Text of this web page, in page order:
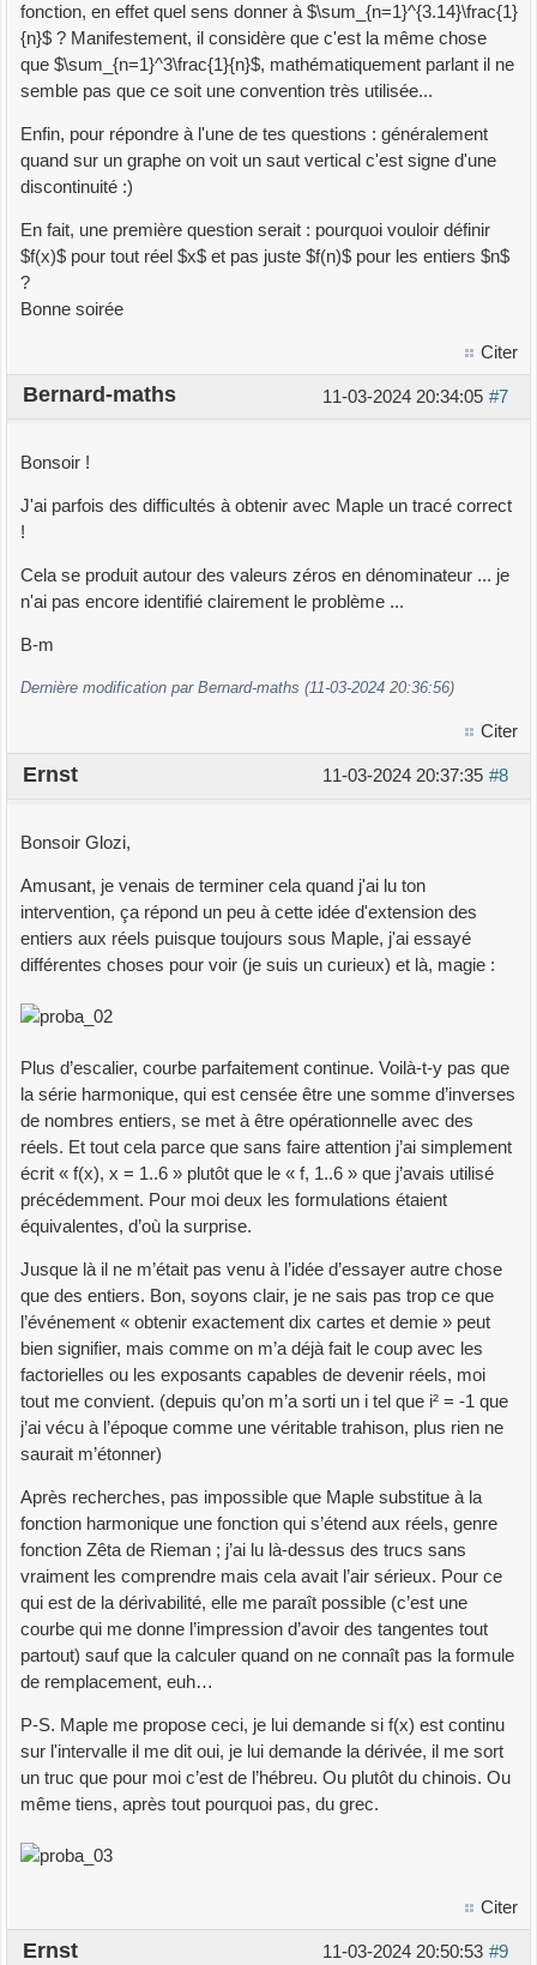
fonction, en effet quel sens donner à $\sum_{n=1}^{3.14}\frac{1}
{n}$ ? Manifestement, il considère que c'est la même chose
que $\sum_{n=1}^3\frac{1}{n}$, mathématiquement parlant il ne
semble pas que ce soit une convention très utilisée...
Enfin, pour répondre à l'une de tes questions : généralement
quand sur un graphe on voit un saut vertical c'est signe d'une
discontinuité :)
En fait, une première question serait : pourquoi vouloir définir
$f(x)$ pour tout réel $x$ et pas juste $f(n)$ pour les entiers $n$
?
Bonne soirée
Citer
#7
11-03-2024 20:34:05
Bernard-maths
Bonsoir !
J'ai parfois des difficultés à obtenir avec Maple un tracé correct
!
Cela se produit autour des valeurs zéros en dénominateur ... je
n'ai pas encore identifié clairement le problème ...
B-m
Dernière modification par Bernard-maths (11-03-2024 20:36:56)
Citer
#8
11-03-2024 20:37:35
Ernst
Bonsoir Glozi,
Amusant, je venais de terminer cela quand j'ai lu ton
intervention, ça répond un peu à cette idée d'extension des
entiers aux réels puisque toujours sous Maple, j'ai essayé
différentes choses pour voir (je suis un curieux) et là, magie :
Plus d’escalier, courbe parfaitement continue. Voilà-t-y pas que
la série harmonique, qui est censée être une somme d’inverses
de nombres entiers, se met à être opérationnelle avec des
réels. Et tout cela parce que sans faire attention j’ai simplement
écrit « f(x), x = 1..6 » plutôt que le « f, 1..6 » que j’avais utilisé
précédemment. Pour moi deux les formulations étaient
équivalentes, d’où la surprise.
Jusque là il ne m’était pas venu à l’idée d’essayer autre chose
que des entiers. Bon, soyons clair, je ne sais pas trop ce que
l’événement « obtenir exactement dix cartes et demie » peut
bien signifier, mais comme on m’a déjà fait le coup avec les
factorielles ou les exposants capables de devenir réels, moi
tout me convient. (depuis qu’on m’a sorti un i tel que i² = -1 que
j’ai vécu à l’époque comme une véritable trahison, plus rien ne
saurait m’étonner)
Après recherches, pas impossible que Maple substitue à la
fonction harmonique une fonction qui s’étend aux réels, genre
fonction Zêta de Rieman ; j’ai lu là-dessus des trucs sans
vraiment les comprendre mais cela avait l’air sérieux. Pour ce
qui est de la dérivabilité, elle me paraît possible (c’est une
courbe qui me donne l’impression d’avoir des tangentes tout
partout) sauf que la calculer quand on ne connaît pas la formule
de remplacement, euh…
P-S. Maple me propose ceci, je lui demande si f(x) est continu
sur l'intervalle il me dit oui, je lui demande la dérivée, il me sort
un truc que pour moi c’est de l’hébreu. Ou plutôt du chinois. Ou
même tiens, après tout pourquoi pas, du grec.
Citer
#9
11-03-2024 20:50:53
Ernst